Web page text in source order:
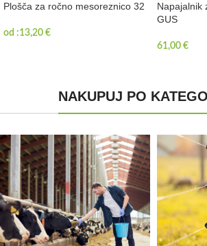
Plošča za ročno mesoreznico 32
od :13,20 €
Napajalnik
GUS
61,00 €
NAKUPUJ PO